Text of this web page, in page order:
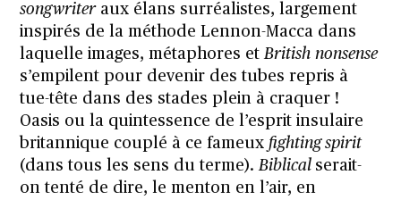
songwriteraux élans surréalistes, largement
inspirés de la méthode Lennon-Macca dans
laquelle images, métaphores etBritish nonsense
s’empilent pour devenir des tubes repris à
tue-tête dans des stades plein à craquer !
Oasis ou la quintessence de l’esprit insulaire
britannique couplé à ce fameuxfighting spirit
(dans tous les sens du terme).Biblical serait-
on tenté de dire, le menton en l’air, en